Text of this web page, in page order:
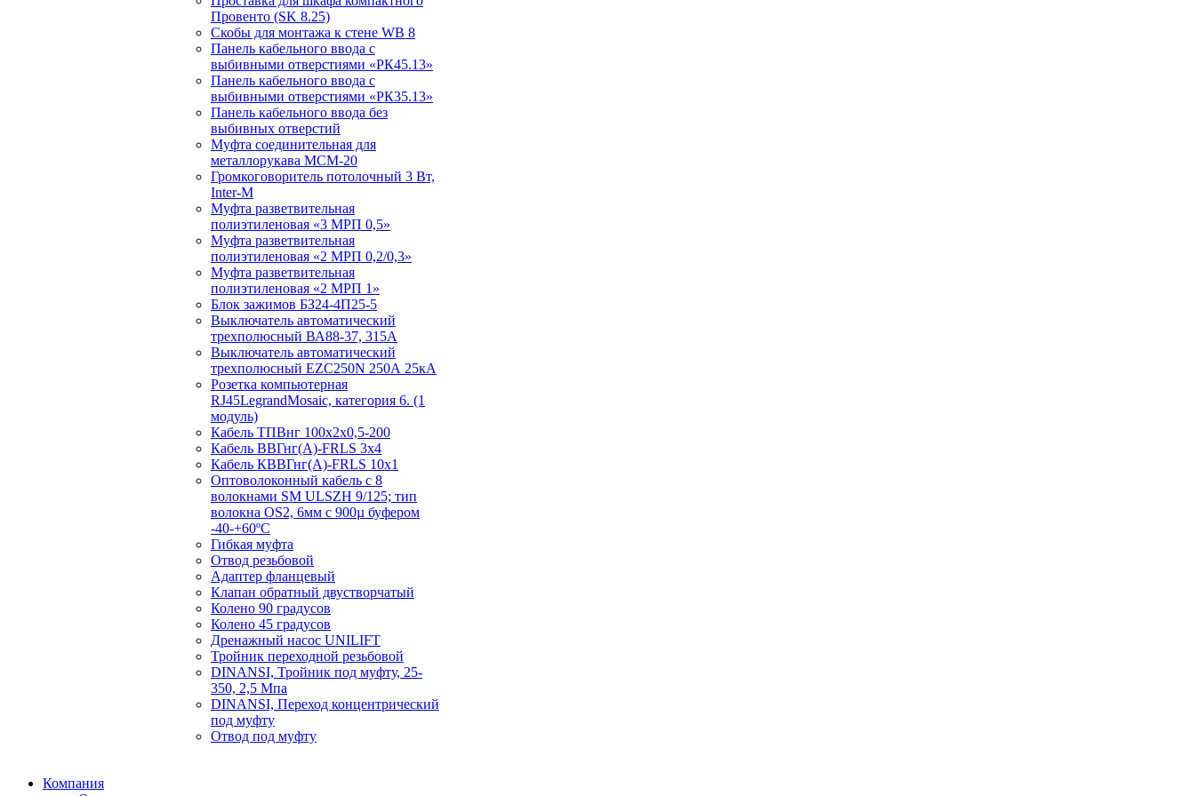
Провенто (SK 8.25)
Скобы для монтажа к стене WB 8
Панель кабельного ввода с
выбивными отверстиями «РК45.13»
Панель кабельного ввода с
выбивными отверстиями «РК35.13»
Панель кабельного ввода без
выбивных отверстий
Муфта соединительная для
металлорукава МСМ-20
Громкоговоритель потолочный 3 Вт,
Inter-M
Муфта разветвительная
полиэтиленовая «3 МРП 0,5»
Муфта разветвительная
полиэтиленовая «2 МРП 0,2/0,3»
Муфта разветвительная
полиэтиленовая «2 МРП 1»
Блок зажимов БЗ24-4П25-5
Выключатель автоматический
трехполюсный ВА88-37, 315А
Выключатель автоматический
трехполюсный EZC250N 250А 25кА
Розетка компьютерная
RJ45LegrandMosaic, категория 6. (1
модуль)
Кабель ТПВнг 100х2х0,5-200
Кабель ВВГнг(А)-FRLS 3х4
Кабель КВВГнг(А)-FRLS 10х1
Оптоволоконный кабель с 8
волокнами SM ULSZH 9/125; тип
волокна OS2, 6мм с 900µ буфером
-40-+60ºC
Гибкая муфта
Отвод резьбовой
Адаптер фланцевый
Клапан обратный двустворчатый
Колено 90 градусов
Колено 45 градусов
Дренажный насос UNILIFT
Тройник переходной резьбовой
DINANSI, Тройник под муфту, 25-
350, 2,5 Мпа
DINANSI, Переход концентрический
под муфту
Отвод под муфту
Компания